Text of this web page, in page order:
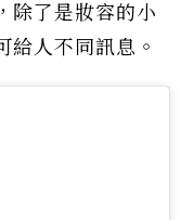
除了是妝容的小
給人不同訊息。